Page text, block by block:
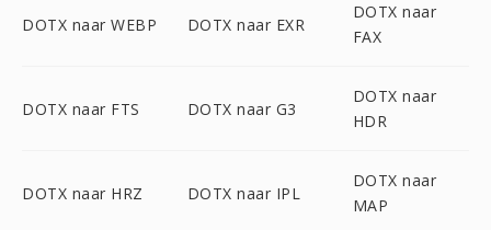
DOTX naar WEBP DOTX naar EXR
DOTX naar
FAX
DOTX naar FTS DOTX naar G3
DOTX naar
HDR
DOTX naar HRZ DOTX naar IPL
DOTX naar
MAP